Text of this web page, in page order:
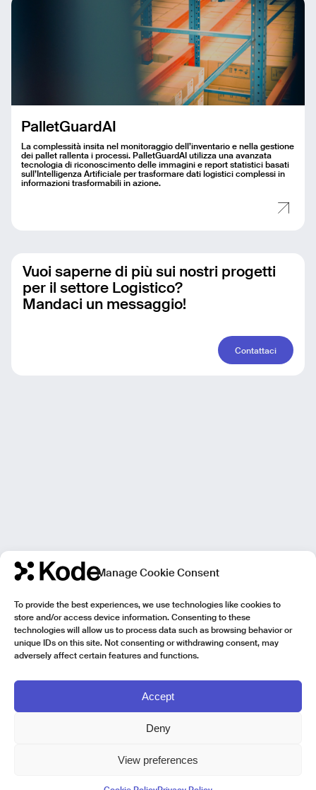
Manage Cookie Consent
To provide the best experiences, we use technologies like cookies to
store and/or access device information. Consenting to these
technologies will allow us to process data such as browsing behavior or
unique IDs on this site. Not consenting or withdrawing consent, may
adversely affect certain features and functions.
Accept
Deny
View preferences
PalletGuardAI
La complessità insita nel monitoraggio dell’inventario e nella gestione
dei pallet rallenta i processi. PalletGuardAI utilizza una avanzata
tecnologia di riconoscimento delle immagini e report statistici basati
sull’Intelligenza Artificiale per trasformare dati logistici complessi in
informazioni trasformabili in azione.
Vuoi saperne di più sui nostri progetti
per il settore Logistico?
Mandaci un messaggio!
Contattaci